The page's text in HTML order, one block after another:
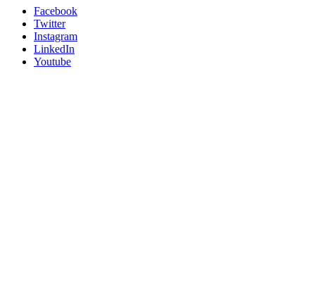
Facebook
Twitter
Instagram
LinkedIn
Youtube